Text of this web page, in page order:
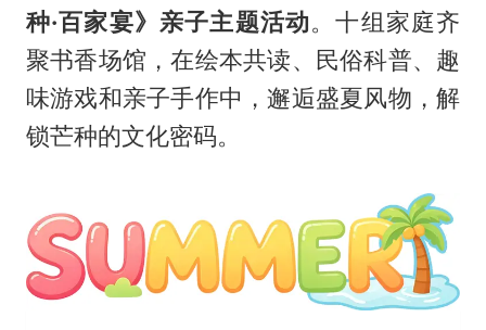
种·百家宴》亲子主题活动。十组家庭齐
聚书香场馆，在绘本共读、民俗科普、趣
味游戏和亲子手作中，邂逅盛夏风物，解
锁芒种的文化密码。